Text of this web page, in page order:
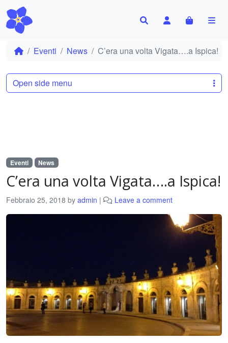
Search AccountCart
Eventi News C’era una volta Vigata….a Ispica!
Eventi News
C’era una volta Vigata….a Ispica!
Febbraio 25, 2018 by admin | Leave a comment
Open side menu